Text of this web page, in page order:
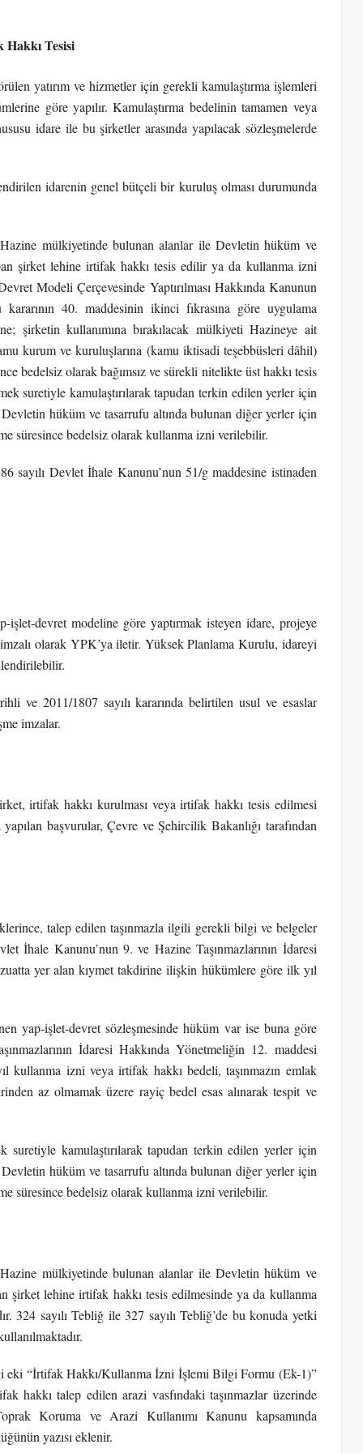
Tesisi
yatırım ve hizmetler için gerekli kamulaştırma işlemleri
göre yapılır. Kamulaştırma bedelinin tamamen veya
idare ile bu şirketler arasında yapılacak sözleşmelerde
idarenin genel bütçeli bir kuruluş olması durumunda
mülkiyetinde bulunan alanlar ile Devletin hüküm ve
şirket lehine irtifak hakkı tesis edilir ya da kullanma izni
Modeli Çerçevesinde Yaptırılması Hakkında Kanunun
40. maddesinin ikinci fıkrasına göre uygulama
şirketin kullanımına bırakılacak mülkiyeti Hazineye ait
kurum ve kuruluşlarına (kamu iktisadi teşebbüsleri dâhil)
bedelsiz olarak bağımsız ve sürekli nitelikte üst hakkı tesis
suretiyle kamulaştırılarak tapudan terkin edilen yerler için
hüküm ve tasarrufu altında bulunan diğer yerler için
süresince bedelsiz olarak kullanma izni verilebilir.
sayılı Devlet İhale Kanunu’nun 51/g maddesine istinaden
işlet-devret modeline göre yaptırmak isteyen idare, projeye
olarak YPK’ya iletir. Yüksek Planlama Kurulu, idareyi
ve 2011/1807 sayılı kararında belirtilen usul ve esaslar
imzalar.
irtifak hakkı kurulması veya irtifak hakkı tesis edilmesi
başvurular, Çevre ve Şehircilik Bakanlığı tarafından
talep edilen taşınmazla ilgili gerekli bilgi ve belgeler
İhale Kanunu’nun 9. ve Hazine Taşınmazlarının İdaresi
yer alan kıymet takdirine ilişkin hükümlere göre ilk yıl
yap-işlet-devret sözleşmesinde hüküm var ise buna göre
İdaresi Hakkında Yönetmeliğin 12. maddesi
kullanma izni veya irtifak hakkı bedeli, taşınmazın emlak
az olmamak üzere rayiç bedel esas alınarak tespit ve
suretiyle kamulaştırılarak tapudan terkin edilen yerler için
hüküm ve tasarrufu altında bulunan diğer yerler için
süresince bedelsiz olarak kullanma izni verilebilir.
mülkiyetinde bulunan alanlar ile Devletin hüküm ve
şirket lehine irtifak hakkı tesis edilmesinde ya da kullanma
324 sayılı Tebliğ ile 327 sayılı Tebliğ’de bu konuda yetki
eki “İrtifak Hakkı/Kullanma İzni İşlemi Bilgi Formu (Ek-1)”
hakkı talep edilen arazi vasfındaki taşınmazlar üzerinde
Koruma ve Arazi Kullanımı Kanunu kapsamında
yazısı eklenir.